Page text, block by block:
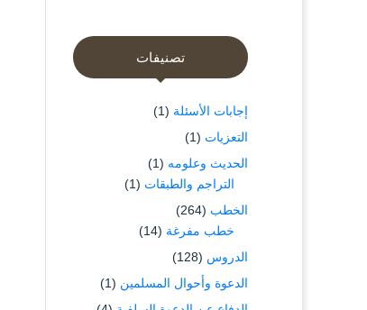
تصنيفات
إجابات الأسئلة (1)
التعزيات (1)
الحديث وعلومه (1)
التراجم والطبقات (1)
الخطب (264)
خطب مفرغة (14)
الدروس (128)
الدعوة وأحوال المسلمين (1)